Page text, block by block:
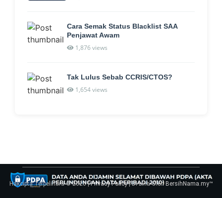
Cara Semak Status Blacklist SAA
Penjawat Awam
1,876 views
Tak Lulus Sebab CCRIS/CTOS?
1,654 views
Hakcipta Terpelihara © 2026 |Privacy Policy| Di bina Oleh BersihNama.my™